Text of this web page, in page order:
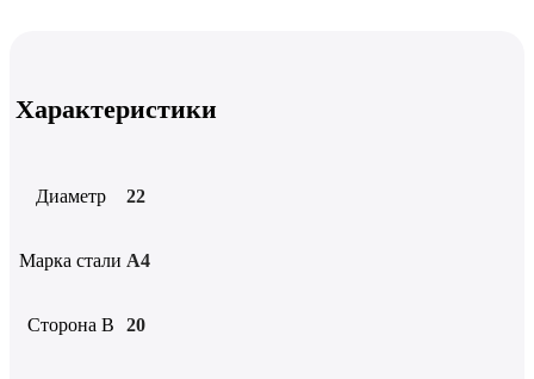
Характеристики
Диаметр 22
Марка стали А4
Сторона B 20